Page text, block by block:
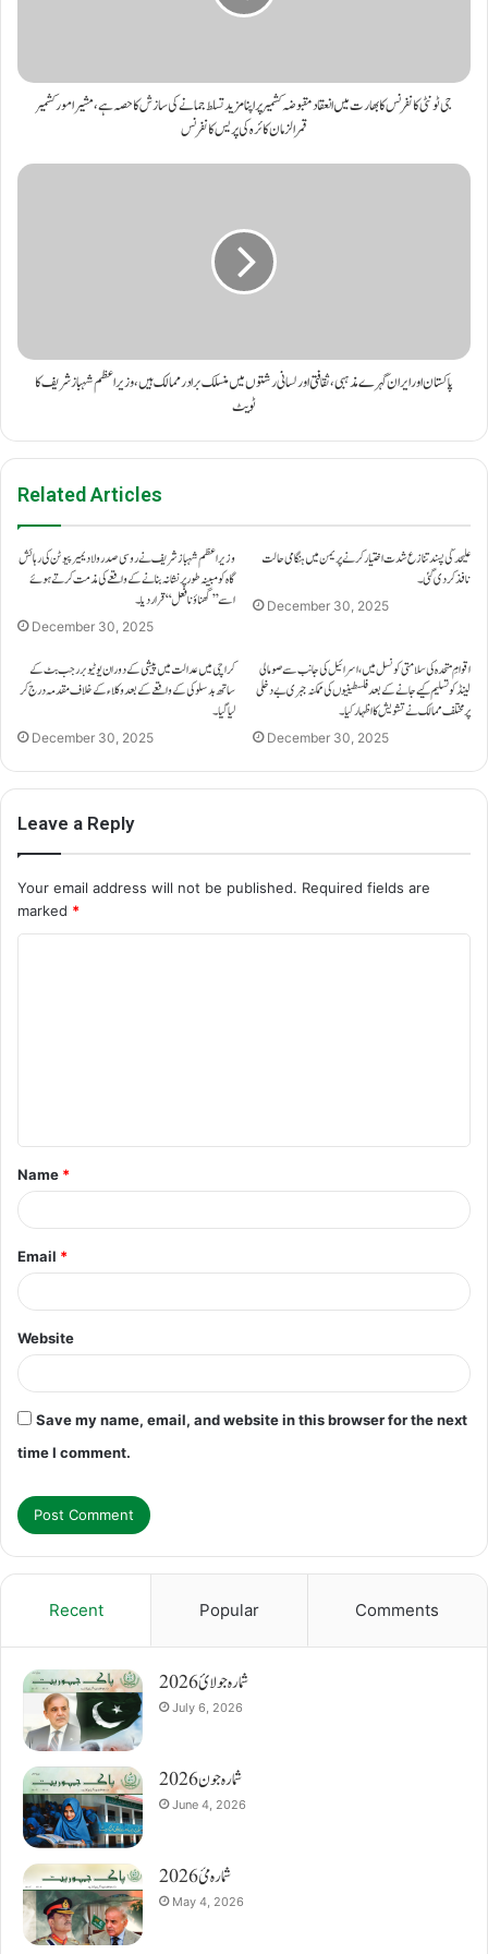
جی ٹونٹی کانفرنس کابھارت میں انعقادمقبوضہ کشمیر پر اپنا مزید تسلط جمانے کی سازش کا حصہ ہے، مشیر امور کشمیر
قمرالزمان کائرہ کی پریس کانفرنس
پاکستان اور ایران گہرے مذہبی ، ثقافتی اور لسانی رشتوں میں منسلک برادر ممالک ہیں،وزیراعظم شہباز شریف کا
ٹویٹ
Related Articles
وزیراعظم شہباز شریف نے روسی صدر ولادیمیر پیوٹن کی رہائش
گاہ کو مبینہ طور پر نشانہ بنانے کے واقعے کی مذمت کرتے ہوئے
اسے ’’گھناؤنا فعل‘‘ قرار دیا۔
December 30, 2025
علیحدگی پسند تنازع شدت اختیار کرنے پر یمن میں ہنگامی حالت
نافذ کر دی گئی۔
December 30, 2025
کراچی میں عدالت میں پیشی کے دوران یوٹیوبر رجب بٹ کے
ساتھ بدسلوکی کے واقعے کے بعد وکلاء کے خلاف مقدمہ درج کر
لیا گیا۔
December 30, 2025
اقوامِ متحدہ کی سلامتی کونسل میں، اسرائیل کی جانب سے صومالی
لینڈ کو تسلیم کیے جانے کے بعد فلسطینیوں کی ممکنہ جبری بے دخلی
پر مختلف ممالک نے تشویش کا اظہار کیا۔
December 30, 2025
Leave a Reply
Your email address will not be published. Required fields are
marked *
t
*
Name *
Email *
Website
Save my name, email, and website in this browser for the next
time I comment.
Recent Popular Comments
شمارہ جولائ 2026
July 6, 2026
شمارہ جون 2026
June 4, 2026
شمارہ مئ 2026
May 4, 2026